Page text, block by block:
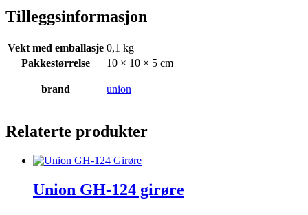
Tilleggsinformasjon
Vekt med emballasje 0,1 kg
Pakkestørrelse
10 × 10 × 5 cm
brand union
Relaterte produkter
Union GH-124 girøre